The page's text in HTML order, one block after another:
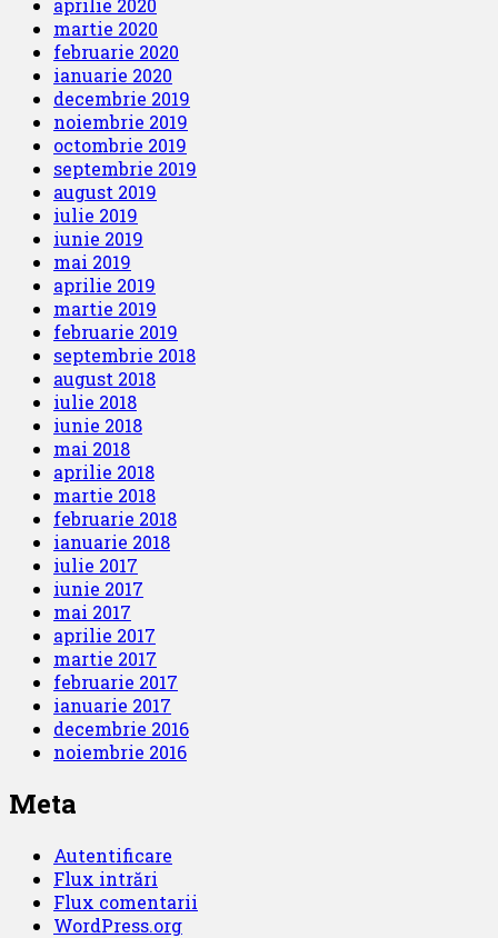
aprilie 2020
martie 2020
februarie 2020
ianuarie 2020
decembrie 2019
noiembrie 2019
octombrie 2019
septembrie 2019
august 2019
iulie 2019
iunie 2019
mai 2019
aprilie 2019
martie 2019
februarie 2019
septembrie 2018
august 2018
iulie 2018
iunie 2018
mai 2018
aprilie 2018
martie 2018
februarie 2018
ianuarie 2018
iulie 2017
iunie 2017
mai 2017
aprilie 2017
martie 2017
februarie 2017
ianuarie 2017
decembrie 2016
noiembrie 2016
Meta
Autentificare
Flux intrări
Flux comentarii
WordPress.org